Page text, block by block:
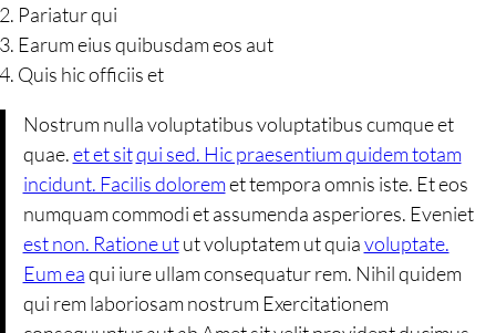
Pariatur qui
Earum eius quibusdam eos aut
Quis hic officiis et
Nostrum nulla voluptatibus voluptatibus cumque et
quae.et et sitqui sed. Hic praesentium quidem totam
incidunt. Facilis doloremet tempora omnis iste. Et eos
numquam commodi et assumenda asperiores. Eveniet
est non. Ratione utut voluptatem ut quiavoluptate.
Eum eaqui iure ullam consequatur rem. Nihil quidem
qui rem laboriosam nostrum Exercitationem